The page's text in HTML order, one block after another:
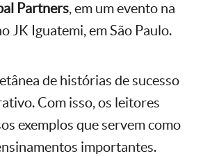
Partners, em um evento na
JK Iguatemi, em São Paulo.
de histórias de sucesso
Com isso, os leitores
exemplos que servem como
importantes.